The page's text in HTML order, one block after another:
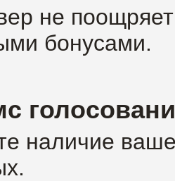
не поощряет
бонусами.
наличие